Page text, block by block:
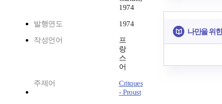
1974
발행연도 1974
작성언어
프
랑
스
어
주제어
Critques
- Proust
나만을 위